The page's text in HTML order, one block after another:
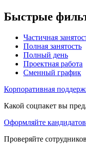
Быстрые
Частичная
Полная занятость
Полный день
Проектная работа
Сменный график
Корпоративная
Какой соцпакет вы
Оформляйте
Проверяйте